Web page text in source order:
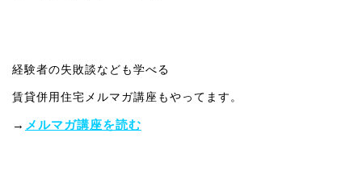
経験者の失敗談なども学べる
賃貸併用住宅メルマガ講座もやってます。
→ メルマガ講座を読む